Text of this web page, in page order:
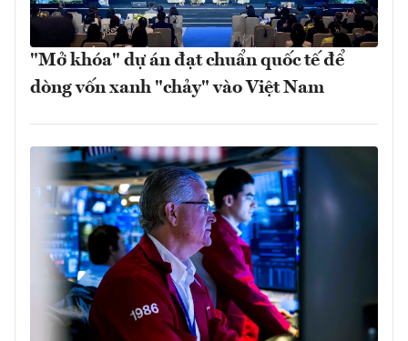
"Mở khóa" dự án đạt chuẩn quốc tế để
dòng vốn xanh "chảy" vào Việt Nam